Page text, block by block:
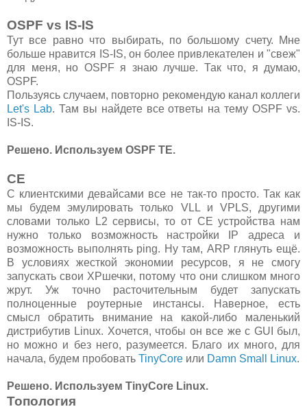
OSPF vs IS-IS
Тут все равно что выбирать, по большому счету. Мне
больше нравится IS-IS, он более привлекателен и "свеж"
для меня, но OSPF я знаю лучше. Так что, я думаю,
OSPF.
Пользуясь случаем, повторно рекомендую канал коллеги
Let's Lab. Там вы найдете все ответы на тему OSPF vs.
IS-IS.
Решено. Используем OSPF TE.
CE
С клиентскими девайсами все не так-то просто. Так как
мы будем эмулировать только VLL и VPLS, другими
словами только L2 сервисы, то от CE устройства нам
нужно только возможность настройки IP адреса и
возможность выполнять ping. Ну там, ARP глянуть ещё.
В условиях жесткой экономии ресурсов, я не смогу
запускать свои XPшечки, потому что они слишком много
жрут. Уж точно расточительным будет запускать
полноценные роутерные инстансы. Наверное, есть
смысл обратить внимание на какой-либо маленький
дистрибутив Linux. Хочется, чтобы он все же с GUI был,
но можно и без него, разумеется. Благо их много, для
начала, будем пробовать TinyCore или Damn Small Linux.
Решено. Используем TinyCore Linux.
Топология